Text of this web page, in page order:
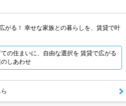
がる！ 幸せな家族との暮らしを、賃貸で叶
の住まいに、自由な選択を 賃貸で広がる
のしあわせ